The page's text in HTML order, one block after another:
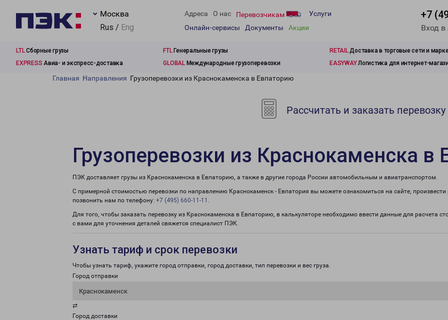
Москва
Rus / Eng
Адреса О нас Перевозчикам
Услуги
Онлайн-сервисы
Документы Акции
+7
Вход
LTLСборные грузы FTLГенеральные грузы RETAILДоставка в торговые сети и
EXPRESS Авиа- и экспресс-доставка GLOBALМеждународные грузоперевозки EASYWAYЛогистика для интернет-
Главная Направления Грузоперевозки из Краснокаменска в Евпаторию
Рассчитать и заказать перевозку
Грузоперевозки из Краснокаменска в
ПЭК доставляет грузы из Краснокаменска в Евпаторию, а также в другие города России автомобильным и авиатранспортом.
С примерной стоимостью перевозки по направлению Краснокаменск - Евпатория вы можете ознакомиться на сайте,
позвонить нам по телефону: +7 (495) 660-11-11 .
Для того, чтобы заказать перевозку из Краснокаменска в Евпаторию, в калькуляторе необходимо ввести данные для расчета
с вами для уточнения деталей свяжется специалист ПЭК.
Узнать тариф и срок перевозки
Чтобы узнать тариф, укажите город отправки, город доставки, тип перевозки и вес груза.
Город отправки
Краснокаменск
⇄
Город доставки